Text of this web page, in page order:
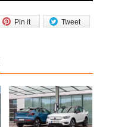
Tweet
Pin it